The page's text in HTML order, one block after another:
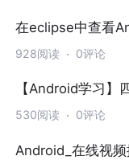
在eclipse中查看
928阅读 0评论
【Android学习】
530阅读 0评论
Android_在线视